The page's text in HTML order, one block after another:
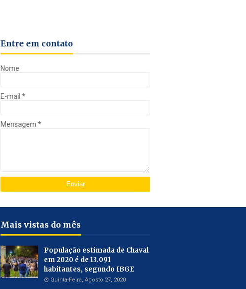
Entre em contato
Nome
E-mail *
Mensagem *
Mais vistas do mês
População estimada de Chaval
em 2020 é de 13.091
habitantes, segundo IBGE
Quinta-Feira, Agosto 27, 2020